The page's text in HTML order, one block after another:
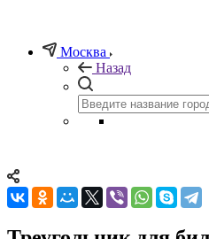
Москва
Назад